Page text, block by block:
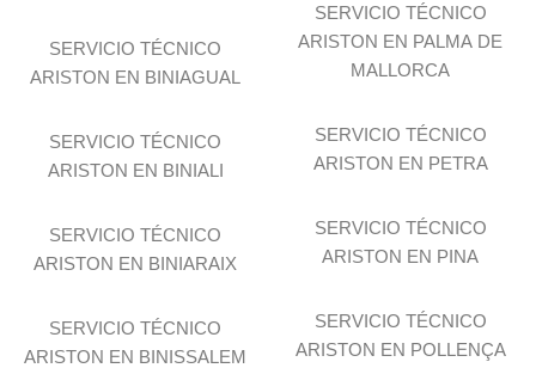
SERVICIO TÉCNICO
ARISTON EN BINIAGUAL
SERVICIO TÉCNICO
ARISTON EN BINIALI
SERVICIO TÉCNICO
ARISTON EN BINIARAIX
SERVICIO TÉCNICO
ARISTON EN BINISSALEM
SERVICIO TÉCNICO
ARISTON EN PALMA DE
MALLORCA
SERVICIO TÉCNICO
ARISTON EN PETRA
SERVICIO TÉCNICO
ARISTON EN PINA
SERVICIO TÉCNICO
ARISTON EN POLLENÇA